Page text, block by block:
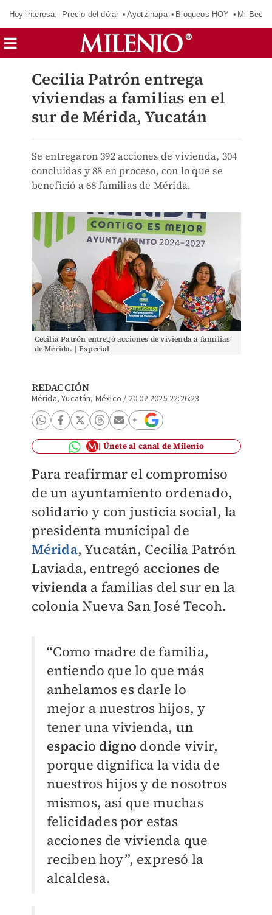
Hoy interesa: Precio del dólar Ayotzinapa Bloqueos HOY Mi Beca
Cecilia Patrón entrega
viviendas a familias en el
sur de Mérida, Yucatán
Se entregaron 392 acciones de vivienda, 304
concluidas y 88 en proceso, con lo que se
benefició a 68 familias de Mérida.
Cecilia Patrón entregó acciones de vivienda a familias
de Mérida. | Especial
REDACCIÓN
Mérida, Yucatán, México / 20.02.2025 22:26:23
Únete al canal de Milenio
Para reafirmar el compromiso
de un ayuntamiento ordenado,
solidario y con justicia social, la
presidenta municipal de
Mérida, Yucatán, Cecilia Patrón
Laviada, entregó acciones de
vivienda a familias del sur en la
colonia Nueva San José Tecoh.
“Como madre de familia,
entiendo que lo que más
anhelamos es darle lo
mejor a nuestros hijos, y
tener una vivienda, un
espacio digno donde vivir,
porque dignifica la vida de
nuestros hijos y de nosotros
mismos, así que muchas
felicidades por estas
acciones de vivienda que
reciben hoy”, expresó la
alcaldesa.